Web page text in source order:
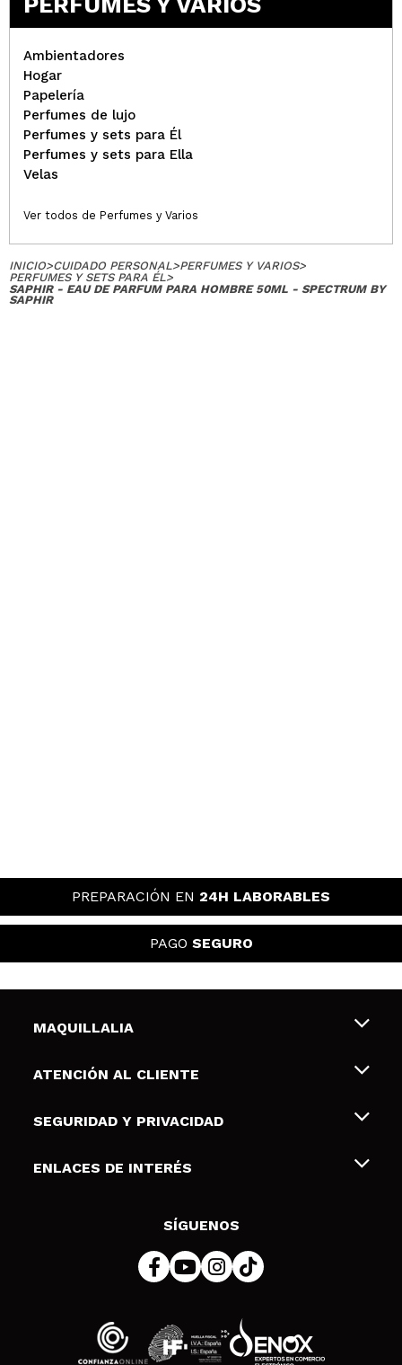
Ambientadores
Hogar
Papelería
Perfumes de lujo
Perfumes y sets para Él
Perfumes y sets para Ella
Velas
Ver todos de Perfumes y Varios
INICIO>CUIDADO PERSONAL>PERFUMES Y VARIOS>
PERFUMES Y SETS PARA ÉL>
SAPHIR - EAU DE PARFUM PARA HOMBRE 50ML - SPECTRUM BY
SAPHIR
PREPARACIÓN EN 24H LABORABLES
PAGO SEGURO
MAQUILLALIA
Sobre nosotros
Tarjetas de Regalo
ATENCIÓN AL CLIENTE
Envíos y devoluciones
Formas de pago
SEGURIDAD Y PRIVACIDAD
Terminos y condiciones de uso
Política de cookies
ENLACES DE INTERÉS
SÍGUENOS